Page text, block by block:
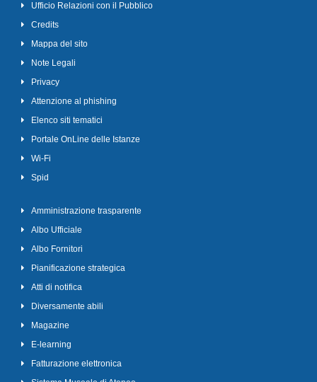
Ufficio Relazioni con il Pubblico
Credits
Mappa del sito
Note Legali
Privacy
Attenzione al phishing
Elenco siti tematici
Portale OnLine delle Istanze
Wi-Fi
Spid
Amministrazione trasparente
Albo Ufficiale
Albo Fornitori
Pianificazione strategica
Atti di notifica
Diversamente abili
Magazine
E-learning
Fatturazione elettronica